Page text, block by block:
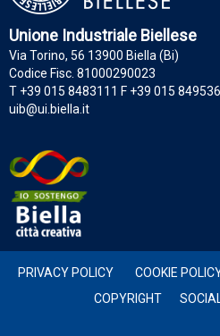
Unione Industriale Biellese
Via Torino, 56 13900 Biella (Bi)
Codice Fisc. 81000290023
T +39 015 8483111 F +39 015
uib@ui.biella.it
PRIVACY POLICY COOKIE
COPYRIGHT